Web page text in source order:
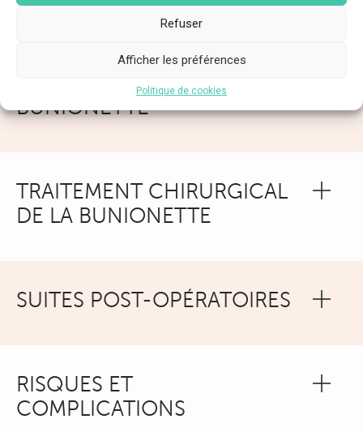
Refuser
Afficher les préférences
Politique de cookies
TRAITEMENT NON
CHIRURGICAL DE LA
BUNIONETTE
TRAITEMENT CHIRURGICAL
DE LA BUNIONETTE
SUITES POST-OPÉRATOIRES
RISQUES ET
COMPLICATIONS